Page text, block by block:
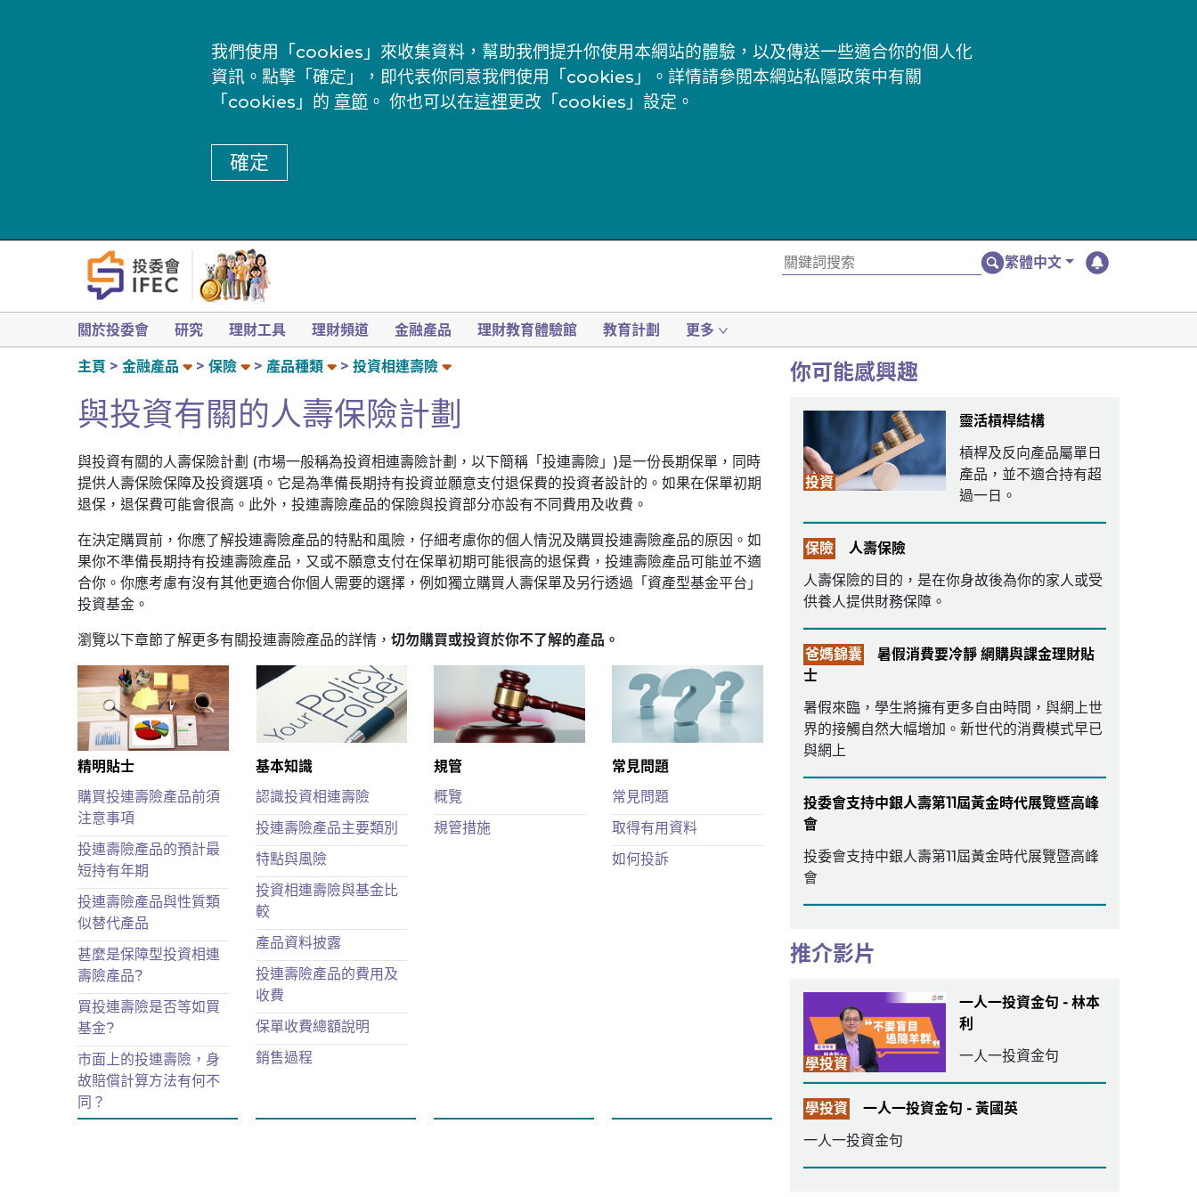
我們使用「cookies」來收集資料，幫助我們提升你使用本網站的體驗，以及傳送一些適合你的個人化
資訊。點擊「確定」，即代表你同意我們使用「cookies」。詳情請參閱本網站私隱政策中有關
「cookies」的 章節 。 你也可以在這裡更改「cookies」設定。
確定
繁體中文
關於投委會 研究 理財工具 理財頻道 金融產品 理財教育體驗館 教育計劃 更多
主頁 金融產品 保險 產品種類 投資相連壽險
與投資有關的人壽保險計劃
與投資有關的人壽保險計劃 (市場一般稱為投資相連壽險計劃，以下簡稱「投連壽險」)是一份長期保單，同時
提供人壽保險保障及投資選項。它是為準備長期持有投資並願意支付退保費的投資者設計的。如果在保單初期
退保，退保費可能會很高。此外，投連壽險產品的保險與投資部分亦設有不同費用及收費。
在決定購買前，你應了解投連壽險產品的特點和風險，仔細考慮你的個人情況及購買投連壽險產品的原因。如
果你不準備長期持有投連壽險產品，又或不願意支付在保單初期可能很高的退保費，投連壽險產品可能並不適
合你。你應考慮有沒有其他更適合你個人需要的選擇，例如獨立購買人壽保單及另行透過「資產型基金平台」
投資基金。
瀏覽以下章節了解更多有關投連壽險產品的詳情， 切勿購買或投資於你不了解的產品。
精明貼士
購買投連壽險產品前須
注意事項
投連壽險產品的預計最
短持有年期
投連壽險產品與性質類
似替代產品
甚麼是保障型投資相連
壽險產品?
買投連壽險是否等如買
基金?
市面上的投連壽險，身
故賠償計算方法有何不
同？
基本知識
認識投資相連壽險
投連壽險產品主要類別
特點與風險
投資相連壽險與基金比
較
產品資料披露
投連壽險產品的費用及
收費
保單收費總額說明
銷售過程
規管
概覽
規管措施
常見問題
常見問題
取得有用資料
如何投訴
你可能感興趣
投資
靈活槓桿結構
槓桿及反向產品屬單日
產品，並不適合持有超
過一日。
保險
人壽保險
人壽保險的目的，是在你身故後為你的家人或受
供養人提供財務保障。
爸媽錦囊
暑假消費要冷靜 網購與課金理財貼
士
暑假來臨，學生將擁有更多自由時間，與網上世
界的接觸自然大幅增加。新世代的消費模式早已
與網上
投委會支持中銀人壽第11屆黃金時代展覽暨高峰
會
投委會支持中銀人壽第11屆黃金時代展覽暨高峰
會
推介影片
學投資
一人一投資金句 - 林本
利
一人一投資金句
學投資
一人一投資金句 - 黃國英
一人一投資金句